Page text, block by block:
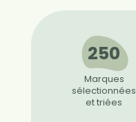
250
Marques
sélectionnées
et triées